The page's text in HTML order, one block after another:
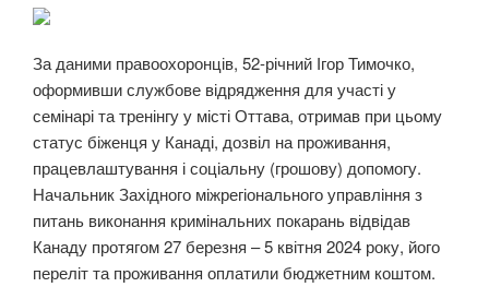
За даними правоохоронців, 52-річний Ігор Тимочко,
оформивши службове відрядження для участі у
семінарі та тренінгу у місті Оттава, отримав при цьому
статус біженця у Канаді, дозвіл на проживання,
працевлаштування і соціальну (грошову) допомогу.
Начальник Західного міжрегіонального управління з
питань виконання кримінальних покарань відвідав
Канаду протягом 27 березня – 5 квітня 2024 року, його
переліт та проживання оплатили бюджетним коштом.